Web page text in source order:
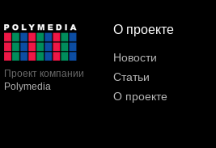
Проект компании
Polymedia
О проекте
Новости
Статьи
О проекте